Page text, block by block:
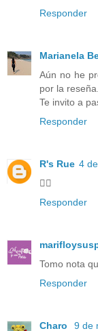
Responder
Marianela
Aún no he
por la reseña.
Te invito a
Responder
R's Rue 4
👍🏼
Responder
Tomo nota
Responder
Charo
9 de